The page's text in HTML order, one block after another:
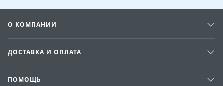
О КОМПАНИИ
ДОСТАВКА И ОПЛАТА
ПОМОЩЬ